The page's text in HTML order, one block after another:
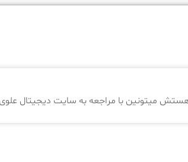
میتونین با مراجعه به سایت دیجیتال علوی